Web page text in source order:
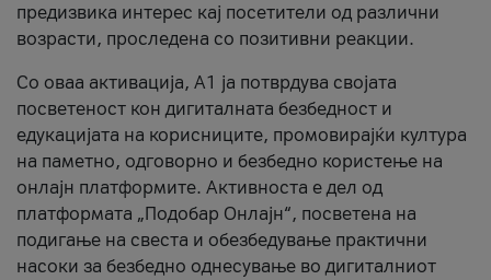
предизвика интерес кај посетители од различни
возрасти, проследена со позитивни реакции.
Со оваа активација, А1 ја потврдува својата
посветеност кон дигиталната безбедност и
едукацијата на корисниците, промовирајќи култура
на паметно, одговорно и безбедно користење на
онлајн платформите. Активноста е дел од
платформата „Подобар Онлајн“, посветена на
подигање на свеста и обезбедување практични
насоки за безбедно однесување во дигиталниот